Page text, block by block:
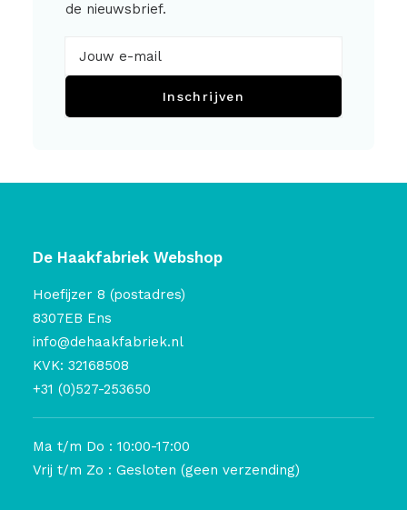
de nieuwsbrief.
Inschrijven
De Haakfabriek Webshop
Hoefijzer 8 (postadres)
8307EB Ens
info@dehaakfabriek.nl
KVK: 32168508
+31 (0)527-253650
Ma t/m Do : 10:00-17:00
Vrij t/m Zo : Gesloten (geen verzending)